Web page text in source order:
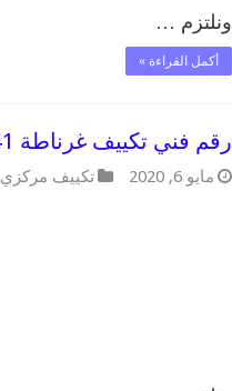
ونلتزم …
أكمل القراءة »
رقم فني تكييف غرناطة 62224041 رقم فني صيانة تكييف مركزي غرناطة
مايو 6, 2020 تكييف مركزي